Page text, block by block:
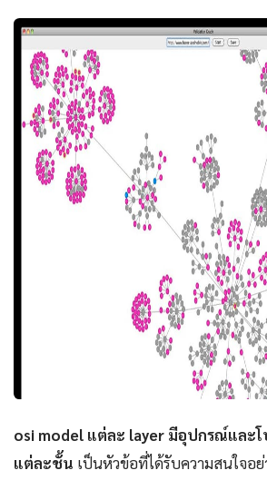
osi model แต่ละ layer มีอุปกรณ์และโ
แต่ละชั้น เป็นหัวข้อที่ได้รับความสนใจอ